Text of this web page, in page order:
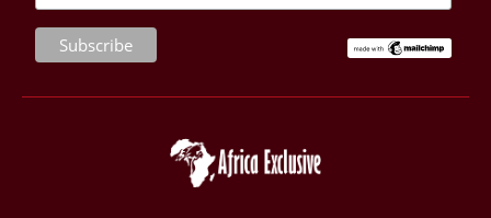
28/03/26 AFRIQUE - MOBILE MONEY
Selon le rapport publié par l’Association mondiale des opérateurs de
par les comptes de mobile money en Afrique au cours de l'année
2025, en hausse d'environ 27 % par rapport à 2024. Le rapport intitulé
« The State of the Industry Report on Mobile Money 2026 » précise